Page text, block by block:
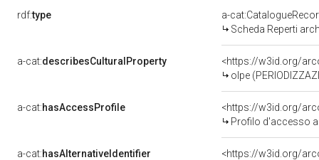
rdf:type
a-
Scheda Reperti
a-cat:describesCulturalProperty
<https://w3id.org/
olpe
a-cat:hasAccessProfile
<https://w3id.org/
Profilo d'accesso
a-cat:hasAlternativeIdentifier
<https://w3id.org/